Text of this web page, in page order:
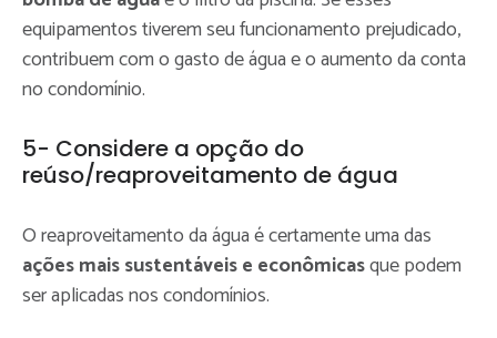
equipamentos tiverem seu funcionamento prejudicado,
contribuem com o gasto de água e o aumento da conta
no condomínio.
5- Considere a opção do
reúso/reaproveitamento de água
O reaproveitamento da água é certamente uma das
ações mais sustentáveis e econômicasque podem
ser aplicadas nos condomínios.